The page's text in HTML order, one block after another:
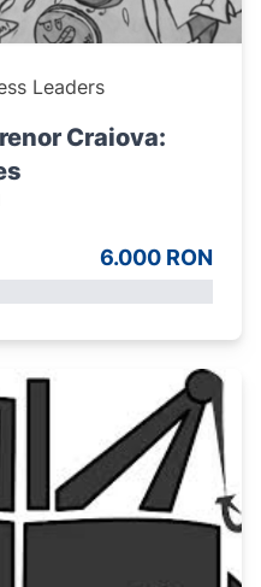
Leaders
Craiova:
6.000 RON